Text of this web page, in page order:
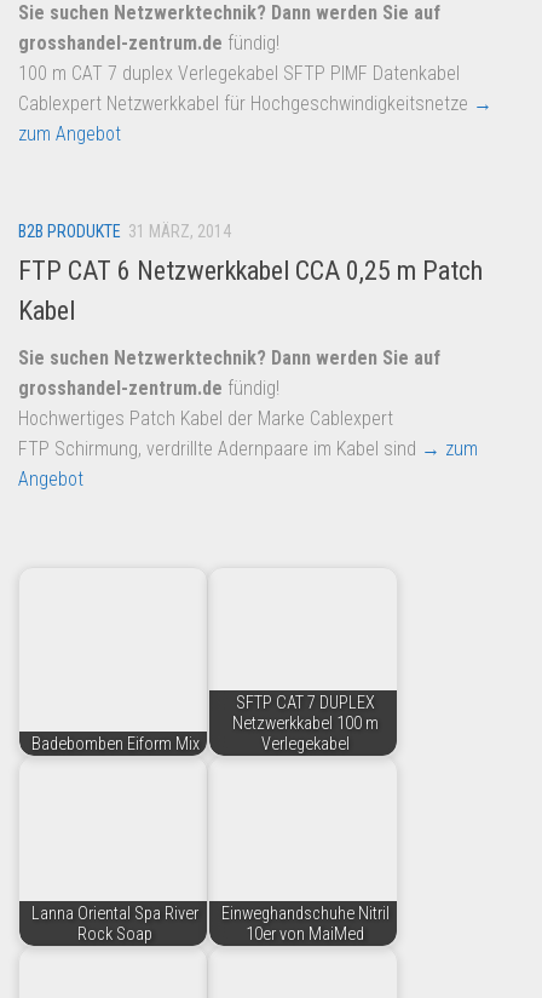
Dropshipping-Produkte
B2B Produkte
Grosshandel
Amazon
Kostenlos verkaufen
Anmelden
Kostenlos Registrieren
Newsletter
Sie suchen Netzwerktechnik? Dann werden Sie auf
grosshandel-zentrum.de fündig!
100 m CAT 7 duplex Verlegekabel SFTP PIMF Datenkabel
Cablexpert Netzwerkkabel für Hochgeschwindigkeitsnetze →
zum Angebot
B2B PRODUKTE 31 MÄRZ, 2014
FTP CAT 6 Netzwerkkabel CCA 0,25 m Patch
Kabel
Sie suchen Netzwerktechnik? Dann werden Sie auf
grosshandel-zentrum.de fündig!
Hochwertiges Patch Kabel der Marke Cablexpert
FTP Schirmung, verdrillte Adernpaare im Kabel sind → zum
Angebot
Badebomben Eiform Mix
SFTP CAT 7 DUPLEX
Netzwerkkabel 100 m
Verlegekabel
Lanna Oriental Spa River
Rock Soap
Einweghandschuhe Nitril
10er von MaiMed